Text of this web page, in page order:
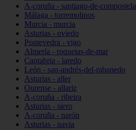
A-coruña - santiago-de-compostela
Málaga - torremolinos
Murcia - murcia
Asturias - oviedo
Pontevedra - vigo
Almería - roquetas-de-mar
Cantabria - laredo
León - san-andrés-del-rabanedo
Asturias - aller
Ourense - allariz
A-coruña - ribeira
Asturias - siero
A-coruña - narón
Asturias - navia